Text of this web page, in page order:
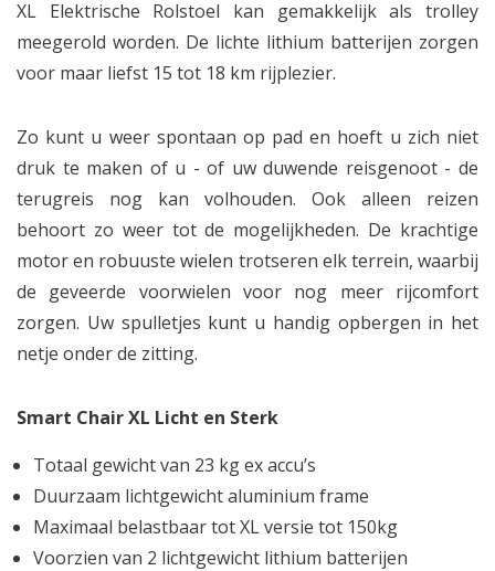
XL Elektrische Rolstoel kan gemakkelijk als trolley
meegerold worden. De lichte lithium batterijen zorgen
voor maar liefst 15 tot 18 km rijplezier.
Zo kunt u weer spontaan op pad en hoeft u zich niet
druk te maken of u - of uw duwende reisgenoot - de
terugreis nog kan volhouden. Ook alleen reizen
behoort zo weer tot de mogelijkheden. De krachtige
motor en robuuste wielen trotseren elk terrein, waarbij
de geveerde voorwielen voor nog meer rijcomfort
zorgen. Uw spulletjes kunt u handig opbergen in het
netje onder de zitting.
Smart Chair XL Licht en Sterk
Totaal gewicht van 23 kg ex accu’s
Duurzaam lichtgewicht aluminium frame
Maximaal belastbaar tot XL versie tot 150kg
Voorzien van 2 lichtgewicht lithium batterijen